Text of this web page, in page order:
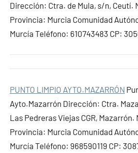
Dirección: Ctra. de Mula, s/n, Ceutí.
Provincia: Murcia Comunidad
Murcía Teléfono: 610743483 CP:
PUNTO LIMPIO AYTO.MAZARRÓN
Ayto.Mazarrón Dirección: Ctra.
Las Pedreras Viejas CGR,
Provincia: Murcia Comunidad
Murcía Teléfono: 968590119 CP: